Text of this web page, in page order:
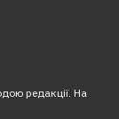
редакції. На